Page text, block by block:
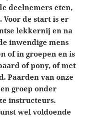
deelnemers eten,
de start is er
lekkernij en na
inwendige mens
of in groepen en is
of pony, of met
Paarden van onze
groep onder
instructeurs.
wel voldoende